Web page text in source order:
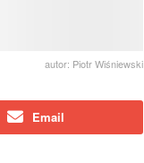
autor: Piotr Wiśniewski
Email